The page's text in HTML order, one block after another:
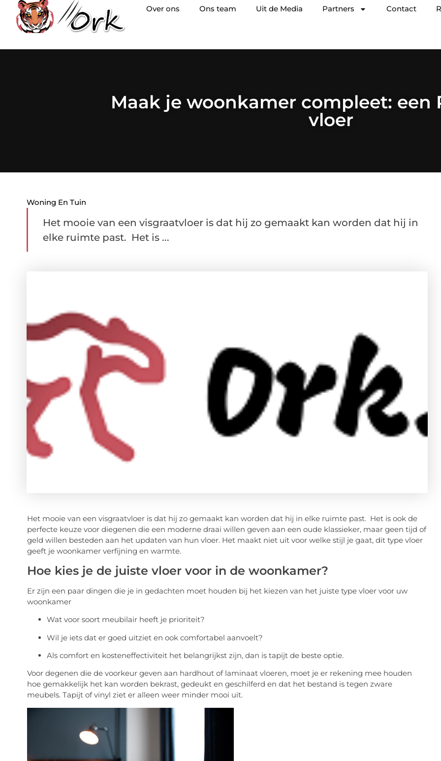
Over ons Ons team Uit de Media Partners Contact
Maak je woonkamer compleet: een
vloer
Woning En Tuin
Het mooie van een visgraatvloer is dat hij zo gemaakt kan worden dat hij in
elke ruimte past. Het is ...
Het mooie van een visgraatvloer is dat hij zo gemaakt kan worden dat hij in elke ruimte past. Het is ook de
perfecte keuze voor diegenen die een moderne draai willen geven aan een oude klassieker, maar geen tijd of
geld willen besteden aan het updaten van hun vloer. Het maakt niet uit voor welke stijl je gaat, dit type vloer
geeft je woonkamer verfijning en warmte.
Hoe kies je de juiste vloer voor in de woonkamer?
Er zijn een paar dingen die je in gedachten moet houden bij het kiezen van het juiste type vloer voor uw
woonkamer
Wat voor soort meubilair heeft je prioriteit?
Wil je iets dat er goed uitziet en ook comfortabel aanvoelt?
Als comfort en kosteneffectiviteit het belangrijkst zijn, dan is tapijt de beste optie.
Voor degenen die de voorkeur geven aan hardhout of laminaat vloeren, moet je er rekening mee houden
hoe gemakkelijk het kan worden bekrast, gedeukt en geschilferd en dat het bestand is tegen zware
meubels. Tapijt of vinyl ziet er alleen weer minder mooi uit.